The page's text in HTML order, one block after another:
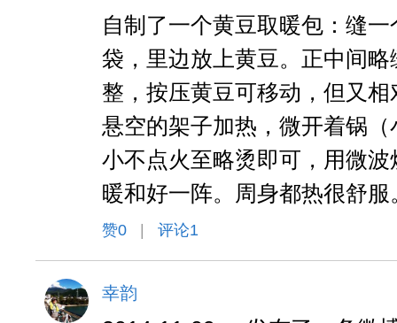
自制了一个黄豆取暖包：缝
袋，里边放上黄豆。正中间
整，按压黄豆可移动，但又
悬空的架子加热，微开着锅
小不点火至略烫即可，用微
暖和好一阵。周身都热很舒
赞0 评论1
幸韵